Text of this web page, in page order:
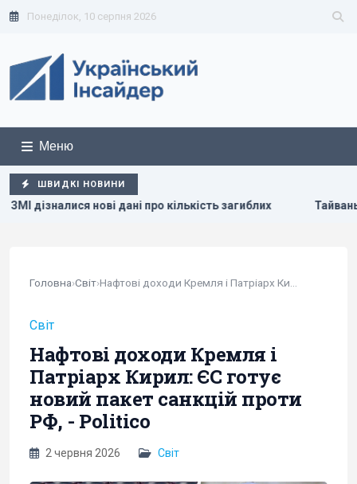
Понеділок, 10 серпня 2026
Меню
ШВИДКІ НОВИНИ
про кількість загиблих Тайвань показав під час
Головна›Світ›
Світ
Нафтові доходи Кремля і
Патріарх Кирил: ЄС готує
новий пакет санкцій проти
РФ, - Politico
2 червня 2026 Світ